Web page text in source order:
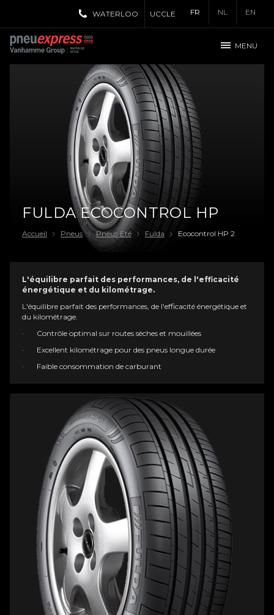
FR NL EN
WATERLOO UCCLE
MENU
FULDA ECOCONTROL HP
Accueil Pneus Pneus Été Fulda Ecocontrol HP 2
L'équilibre parfait des performances, de l'efficacité
énergétique et du kilométrage.
L'équilibre parfait des performances, de l'efficacité énergétique et
du kilométrage.
· Contrôle optimal sur routes sèches et mouillées
· Excellent kilométrage pour des pneus longue durée
· Faible consommation de carburant